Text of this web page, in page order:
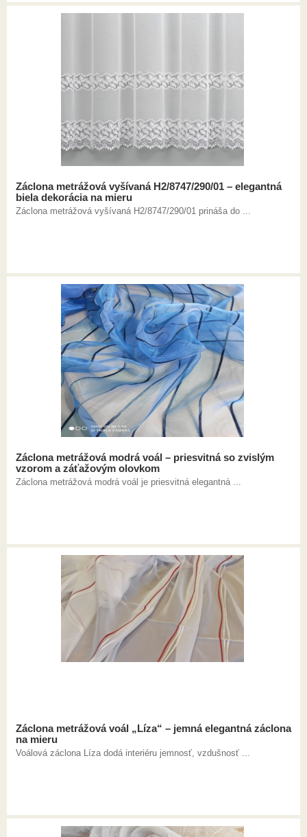
Záclona metrážová vyšívaná H2/8747/290/01 – elegantná
biela dekorácia na mieru
Záclona metrážová vyšívaná H2/8747/290/01 prináša do ...
Záclona metrážová modrá voál – priesvitná so zvislým
vzorom a záťažovým olovkom
Záclona metrážová modrá voál je priesvitná elegantná ...
Záclona metrážová voál „Líza“ – jemná elegantná záclona
na mieru
Voálová záclona Líza dodá interiéru jemnosť, vzdušnosť ...